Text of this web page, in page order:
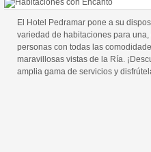
El Hotel Pedramar pone a su
variedad de habitaciones para una,
personas con todas las
maravillosas vistas de la Ría.
amplia gama de servicios y